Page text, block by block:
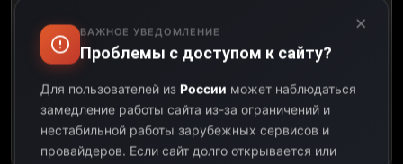
00:27
Открыть описание
×
ВАЖНОЕ УВЕДОМЛЕНИЕ
Проблемы с доступом к сайту?
Для пользователей из России может наблюдаться
замедление работы сайта из-за ограничений и
нестабильной работы зарубежных сервисов и
провайдеров. Если сайт долго открывается или